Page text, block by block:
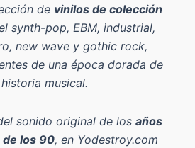
de vinilos de colección
synth-pop, EBM, industrial,
new wave y gothic rock,
de una época dorada de
musical.
sonido original de los años
los 90, en Yodestroy.com